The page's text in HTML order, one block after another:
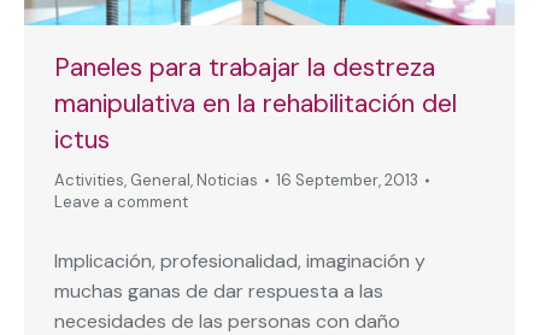
Paneles para trabajar la destreza
manipulativa en la rehabilitación del
ictus
Activities, General, Noticias
16 September, 2013
Leave a comment
Implicación, profesionalidad, imaginación y
muchas ganas de dar respuesta a las
necesidades de las personas con daño